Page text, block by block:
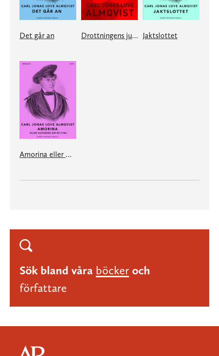
Det går an Drottningens juvelsmycke Jaktslottet
Amorina eller Historien om de fyra
Sök bland våra böcker och
författare